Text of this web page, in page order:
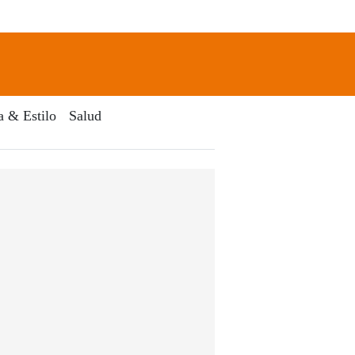
Search
& Estilo Salud